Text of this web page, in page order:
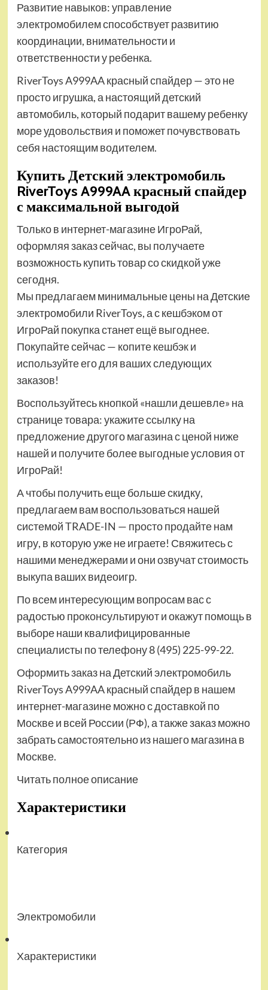
Развитие навыков: управление
электромобилем способствует развитию
координации, внимательности и
ответственности у ребенка.
RiverToys A999AA красный спайдер — это не
просто игрушка, а настоящий детский
автомобиль, который подарит вашему ребенку
море удовольствия и поможет почувствовать
себя настоящим водителем.
Купить Детский электромобиль
RiverToys A999AA красный спайдер
с максимальной выгодой
Только в интернет-магазине ИгроРай,
оформляя заказ сейчас, вы получаете
возможность купить товар со скидкой уже
сегодня.
Мы предлагаем минимальные цены на Детские
электромобили RiverToys, а с кешбэком от
ИгроРай покупка станет ещё выгоднее.
Покупайте сейчас — копите кешбэк и
используйте его для ваших следующих
заказов!
Воспользуйтесь кнопкой «нашли дешевле» на
странице товара: укажите ссылку на
предложение другого магазина с ценой ниже
нашей и получите более выгодные условия от
ИгроРай!
А чтобы получить еще больше скидку,
предлагаем вам воспользоваться нашей
системой TRADE-IN — просто продайте нам
игру, в которую уже не играете! Свяжитесь с
нашими менеджерами и они озвучат стоимость
выкупа ваших видеоигр.
По всем интересующим вопросам вас с
радостью проконсультируют и окажут помощь в
выборе наши квалифицированные
специалисты по телефону 8 (495) 225-99-22.
Оформить заказ на Детский электромобиль
RiverToys A999AA красный спайдер в нашем
интернет-магазине можно с доставкой по
Москве и всей России (РФ), а также заказ можно
забрать самостоятельно из нашего магазина в
Москве.
Читать полное описание
Характеристики
Категория
Электромобили
Характеристики